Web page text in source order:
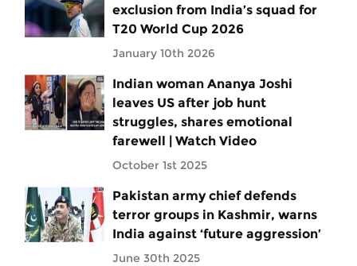
exclusion from India’s squad for
T20 World Cup 2026
January 10th 2026
Indian woman Ananya Joshi
leaves US after job hunt
struggles, shares emotional
farewell | Watch Video
October 1st 2025
Pakistan army chief defends
terror groups in Kashmir, warns
India against ‘future aggression’
June 30th 2025